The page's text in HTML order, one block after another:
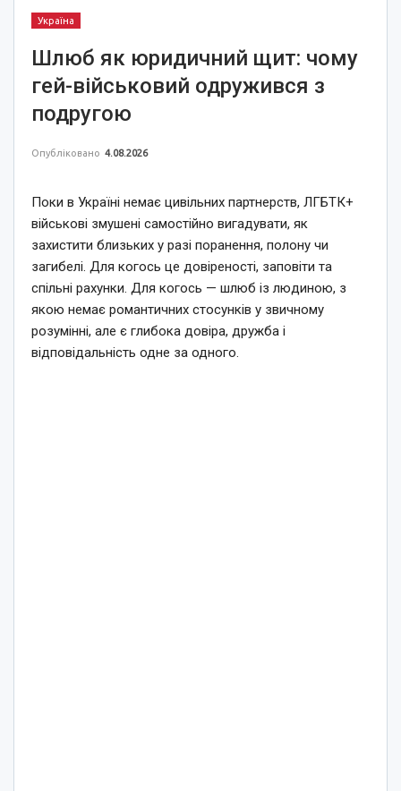
Україна
Шлюб як юридичний щит: чому
гей-військовий одружився з
подругою
Опубліковано 4.08.2026
Поки в Україні немає цивільних партнерств, ЛГБТК+
військові змушені самостійно вигадувати, як
захистити близьких у разі поранення, полону чи
загибелі. Для когось це довіреності, заповіти та
спільні рахунки. Для когось — шлюб із людиною, з
якою немає романтичних стосунків у звичному
розумінні, але є глибока довіра, дружба і
відповідальність одне за одного.